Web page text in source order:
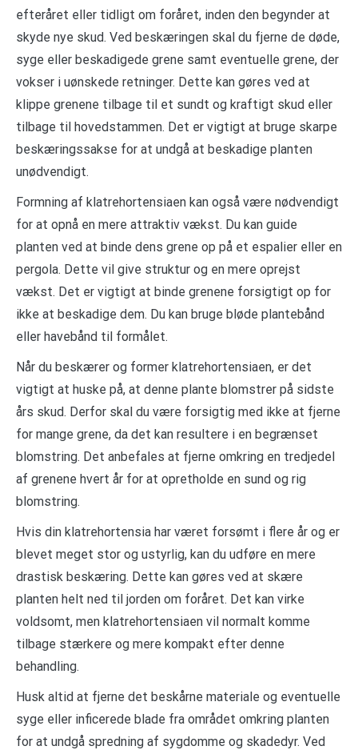
efteråret eller tidligt om foråret, inden den begynder at
skyde nye skud. Ved beskæringen skal du fjerne de døde,
syge eller beskadigede grene samt eventuelle grene, der
vokser i uønskede retninger. Dette kan gøres ved at
klippe grenene tilbage til et sundt og kraftigt skud eller
tilbage til hovedstammen. Det er vigtigt at bruge skarpe
beskæringssakse for at undgå at beskadige planten
unødvendigt.
Formning af klatrehortensiaen kan også være nødvendigt
for at opnå en mere attraktiv vækst. Du kan guide
planten ved at binde dens grene op på et espalier eller en
pergola. Dette vil give struktur og en mere oprejst
vækst. Det er vigtigt at binde grenene forsigtigt op for
ikke at beskadige dem. Du kan bruge bløde plantebånd
eller havebånd til formålet.
Når du beskærer og former klatrehortensiaen, er det
vigtigt at huske på, at denne plante blomstrer på sidste
års skud. Derfor skal du være forsigtig med ikke at fjerne
for mange grene, da det kan resultere i en begrænset
blomstring. Det anbefales at fjerne omkring en tredjedel
af grenene hvert år for at opretholde en sund og rig
blomstring.
Hvis din klatrehortensia har været forsømt i flere år og er
blevet meget stor og ustyrlig, kan du udføre en mere
drastisk beskæring. Dette kan gøres ved at skære
planten helt ned til jorden om foråret. Det kan virke
voldsomt, men klatrehortensiaen vil normalt komme
tilbage stærkere og mere kompakt efter denne
behandling.
Husk altid at fjerne det beskårne materiale og eventuelle
syge eller inficerede blade fra området omkring planten
for at undgå spredning af sygdomme og skadedyr. Ved